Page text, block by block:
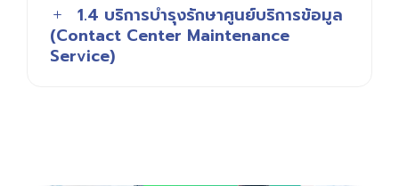
1.4 บริการบำรุงรักษาศูนย์บริการข้อมูล
(Contact Center Maintenance
Service)